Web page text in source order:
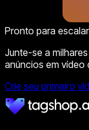
Pronto para
Junte-se a
anúncios em vídeo
Crie seu primeiro